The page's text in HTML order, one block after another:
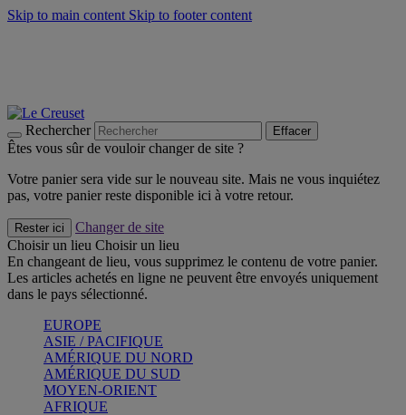
Skip to main content Skip to footer content
Rechercher Effacer
Êtes vous sûr de vouloir changer de site ?
Votre panier sera vide sur le nouveau site. Mais ne vous inquiétez
pas, votre panier reste disponible ici à votre retour.
Rester ici
Changer de site
Choisir un lieu Choisir un lieu
En changeant de lieu, vous supprimez le contenu de votre panier.
Les articles achetés en ligne ne peuvent être envoyés uniquement
dans le pays sélectionné.
EUROPE
ASIE / PACIFIQUE
AMÉRIQUE DU NORD
AMÉRIQUE DU SUD
MOYEN-ORIENT
AFRIQUE